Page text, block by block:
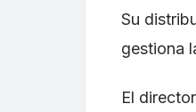
Su
gestiona
El